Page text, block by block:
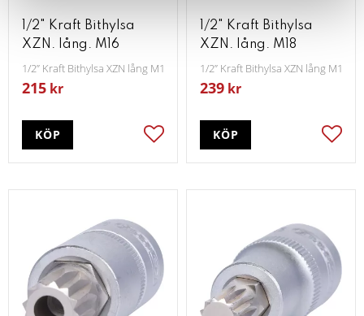
1/2" Kraft Bithylsa
XZN. lång. M16
1/2” Kraft Bithylsa XZN lång M16
215 kr
Lägg till i favoriter
KÖP
1/2" Kraft Bithylsa
XZN. lång. M18
1/2” Kraft Bithylsa XZN lång M18
239 kr
KÖP